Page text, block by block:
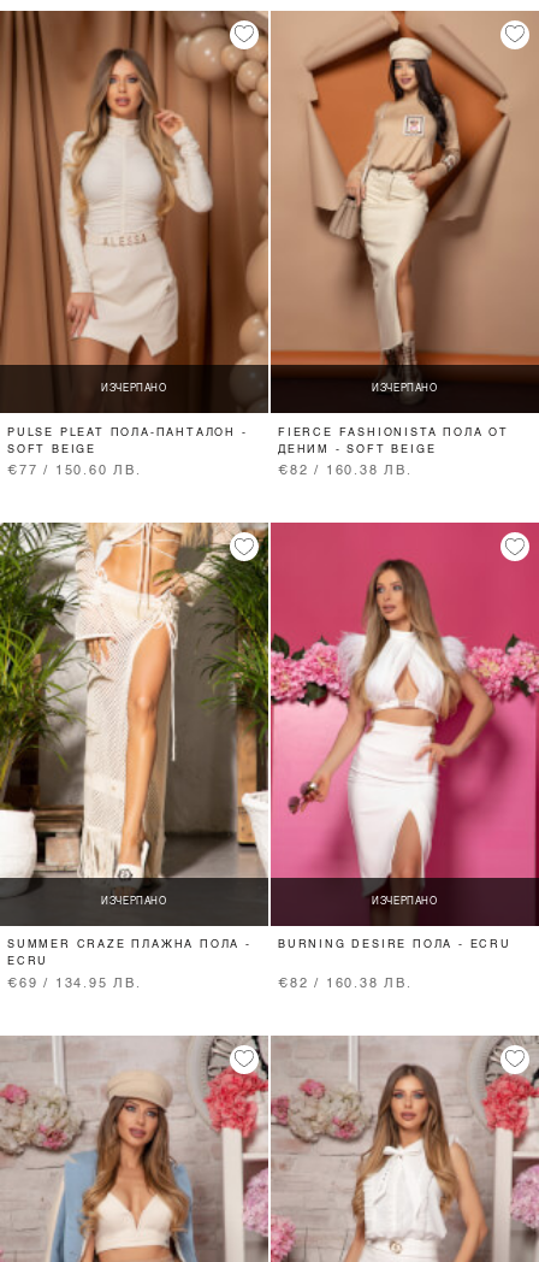
ИЗЧЕРПАНО
PULSE PLEAT ПОЛА-ПАНТАЛОН -
SOFT BEIGE
€77 / 150.60 ЛВ.
ИЗЧЕРПАНО
FIERCE FASHIONISTA ПОЛА ОТ
ДЕНИМ - SOFT BEIGE
€82 / 160.38 ЛВ.
ИЗЧЕРПАНО
SUMMER CRAZE ПЛАЖНА ПОЛА -
ECRU
€69 / 134.95 ЛВ.
ИЗЧЕРПАНО
BURNING DESIRE ПОЛА - ECRU
€82 / 160.38 ЛВ.